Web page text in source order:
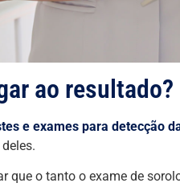
ao resultado?
e exames para detecção
que o tanto o exame de